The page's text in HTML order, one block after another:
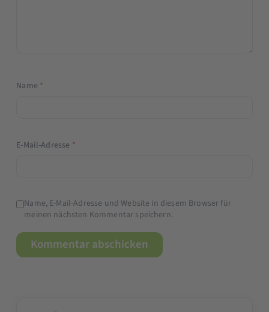
Name *
E-Mail-Adresse *
Name, E-Mail-Adresse und Website in diesem Browser für
meinen nächsten Kommentar speichern.